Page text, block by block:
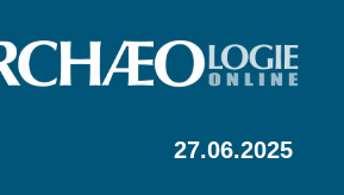
27.06.2025